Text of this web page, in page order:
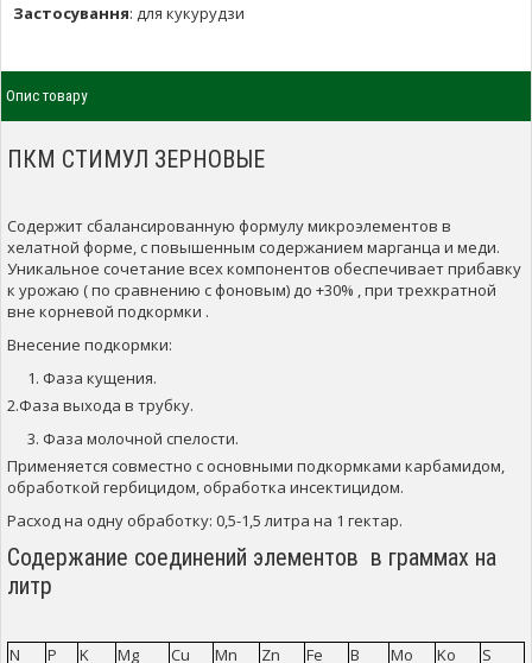
Застосування: для кукурудзи
Опис товару
ПКМ СТИМУЛ ЗЕРНОВЫЕ
Содержит сбалансированную формулу микроэлементов в
хелатной форме, с повышенным содержанием марганца и меди.
Уникальное сочетание всех компонентов обеспечивает прибавку
к урожаю ( по сравнению с фоновым) до +30% , при трехкратной
вне корневой подкормки .
Внесение подкормки:
Фаза кущения.
2.Фаза выхода в трубку.
Фаза молочной спелости.
Применяется совместно с основными подкормками карбамидом,
обработкой гербицидом, обработка инсектицидом.
Расход на одну обработку: 0,5-1,5 литра на 1 гектар.
Содержание соединений элементов в граммах на
литр
N P K Mg Cu Mn Zn Fe B Mo Ko
S